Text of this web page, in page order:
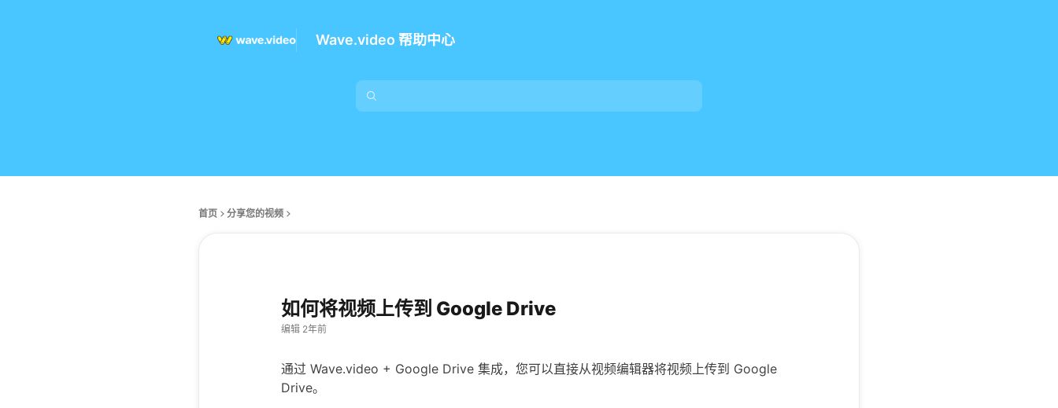
Wave.video 帮助中心
首页 分享您的视频
如何将视频上传到 Google Drive
编辑 2年前
通过 Wave.video + Google Drive 集成，您可以直接从视频编辑器将视频上传到 Google
Drive。